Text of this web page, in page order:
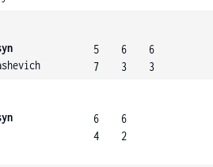
5
7
6
3
6
3
6
4
6
2